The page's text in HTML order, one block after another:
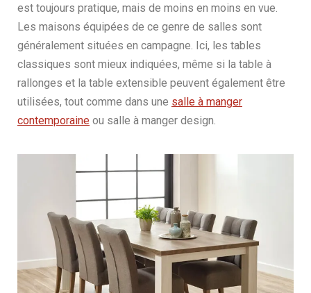
est toujours pratique, mais de moins en moins en vue.
Les maisons équipées de ce genre de salles sont
généralement situées en campagne. Ici, les tables
classiques sont mieux indiquées, même si la table à
rallonges et la table extensible peuvent également être
utilisées, tout comme dans une salle à manger
contemporaine ou salle à manger design.